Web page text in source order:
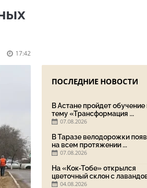
17:42
ПОСЛЕДНИЕ НОВОСТИ
В Астане пройдет обучение
тему «Трансформация ...
07.08.2026
В Таразе велодорожки
на всем протяжении ...
07.08.2026
На «Кок-Тобе» открылся
цветочный склон с
04.08.2026